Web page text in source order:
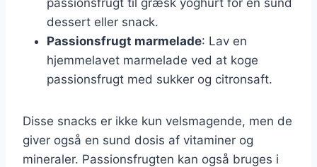
dessert eller snack.
Passionsfrugt marmelade: Lav en
hjemmelavet marmelade ved at koge
passionsfrugt med sukker og citronsaft.
Disse snacks er ikke kun velsmagende, men de
giver også en sund dosis af vitaminer og
mineraler. Passionsfrugten kan også bruges i